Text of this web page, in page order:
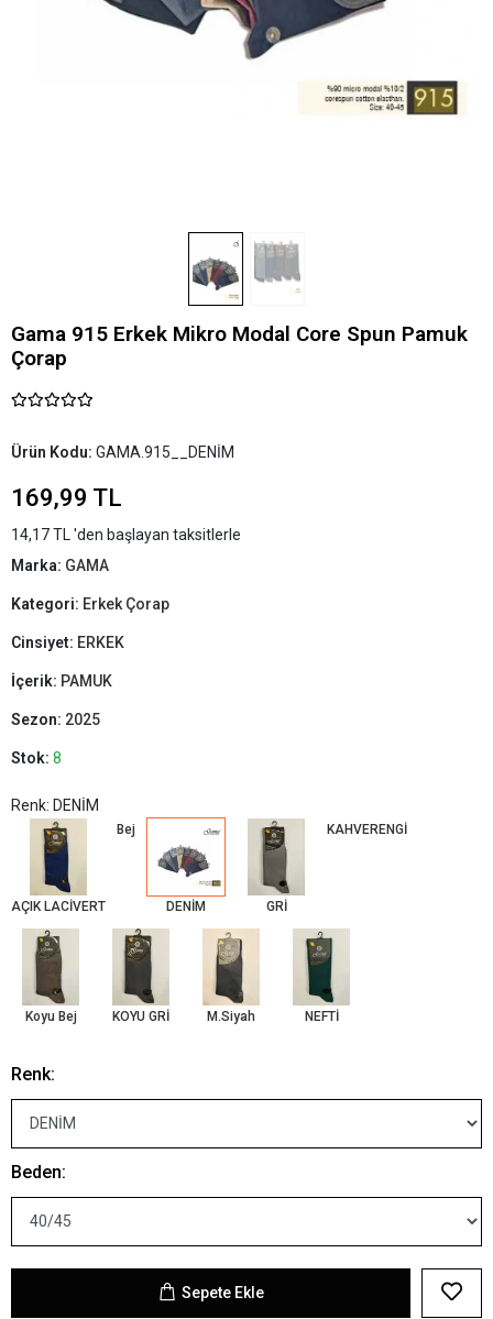
Gama 915 Erkek Mikro Modal Core Spun Pamuk
Çorap
Ürün Kodu: GAMA.915__DENİM
169,99 TL
14,17 TL 'den başlayan taksitlerle
Marka: GAMA
Kategori: Erkek Çorap
Cinsiyet: ERKEK
İçerik: PAMUK
Sezon: 2025
Stok: 8
Renk: DENİM
AÇIK LACİVERT
Bej
DENİM GRİ
KAHVERENGİ
Koyu Bej KOYU GRİ M.Siyah NEFTİ
Renk:
Beden:
Sepete Ekle